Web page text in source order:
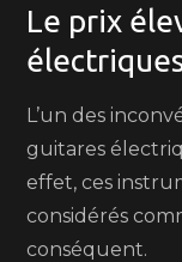
Le prix
L’un des
guitares
effet, ces
considérés
conséquent.